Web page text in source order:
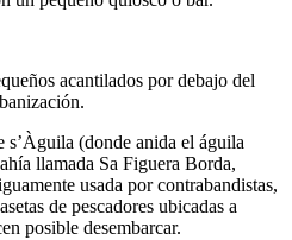
acantilados por debajo del
s’Àguila (donde anida el águila
llamada Sa Figuera Borda,
usada por contrabandistas,
de pescadores ubicadas a
posible desembarcar.